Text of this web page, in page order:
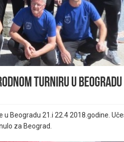
turniru u Beogradu
Beogradu 21.i 22.4 2018.godine.
za Beograd.